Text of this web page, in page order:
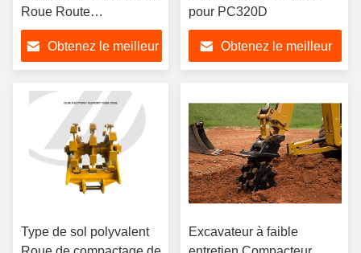
Roue Route
Compaction roue à
rouleauxObtenez le meilleur
pour PC320D
Obtenez le meilleur
Type de sol polyvalent
Excavateur à faible